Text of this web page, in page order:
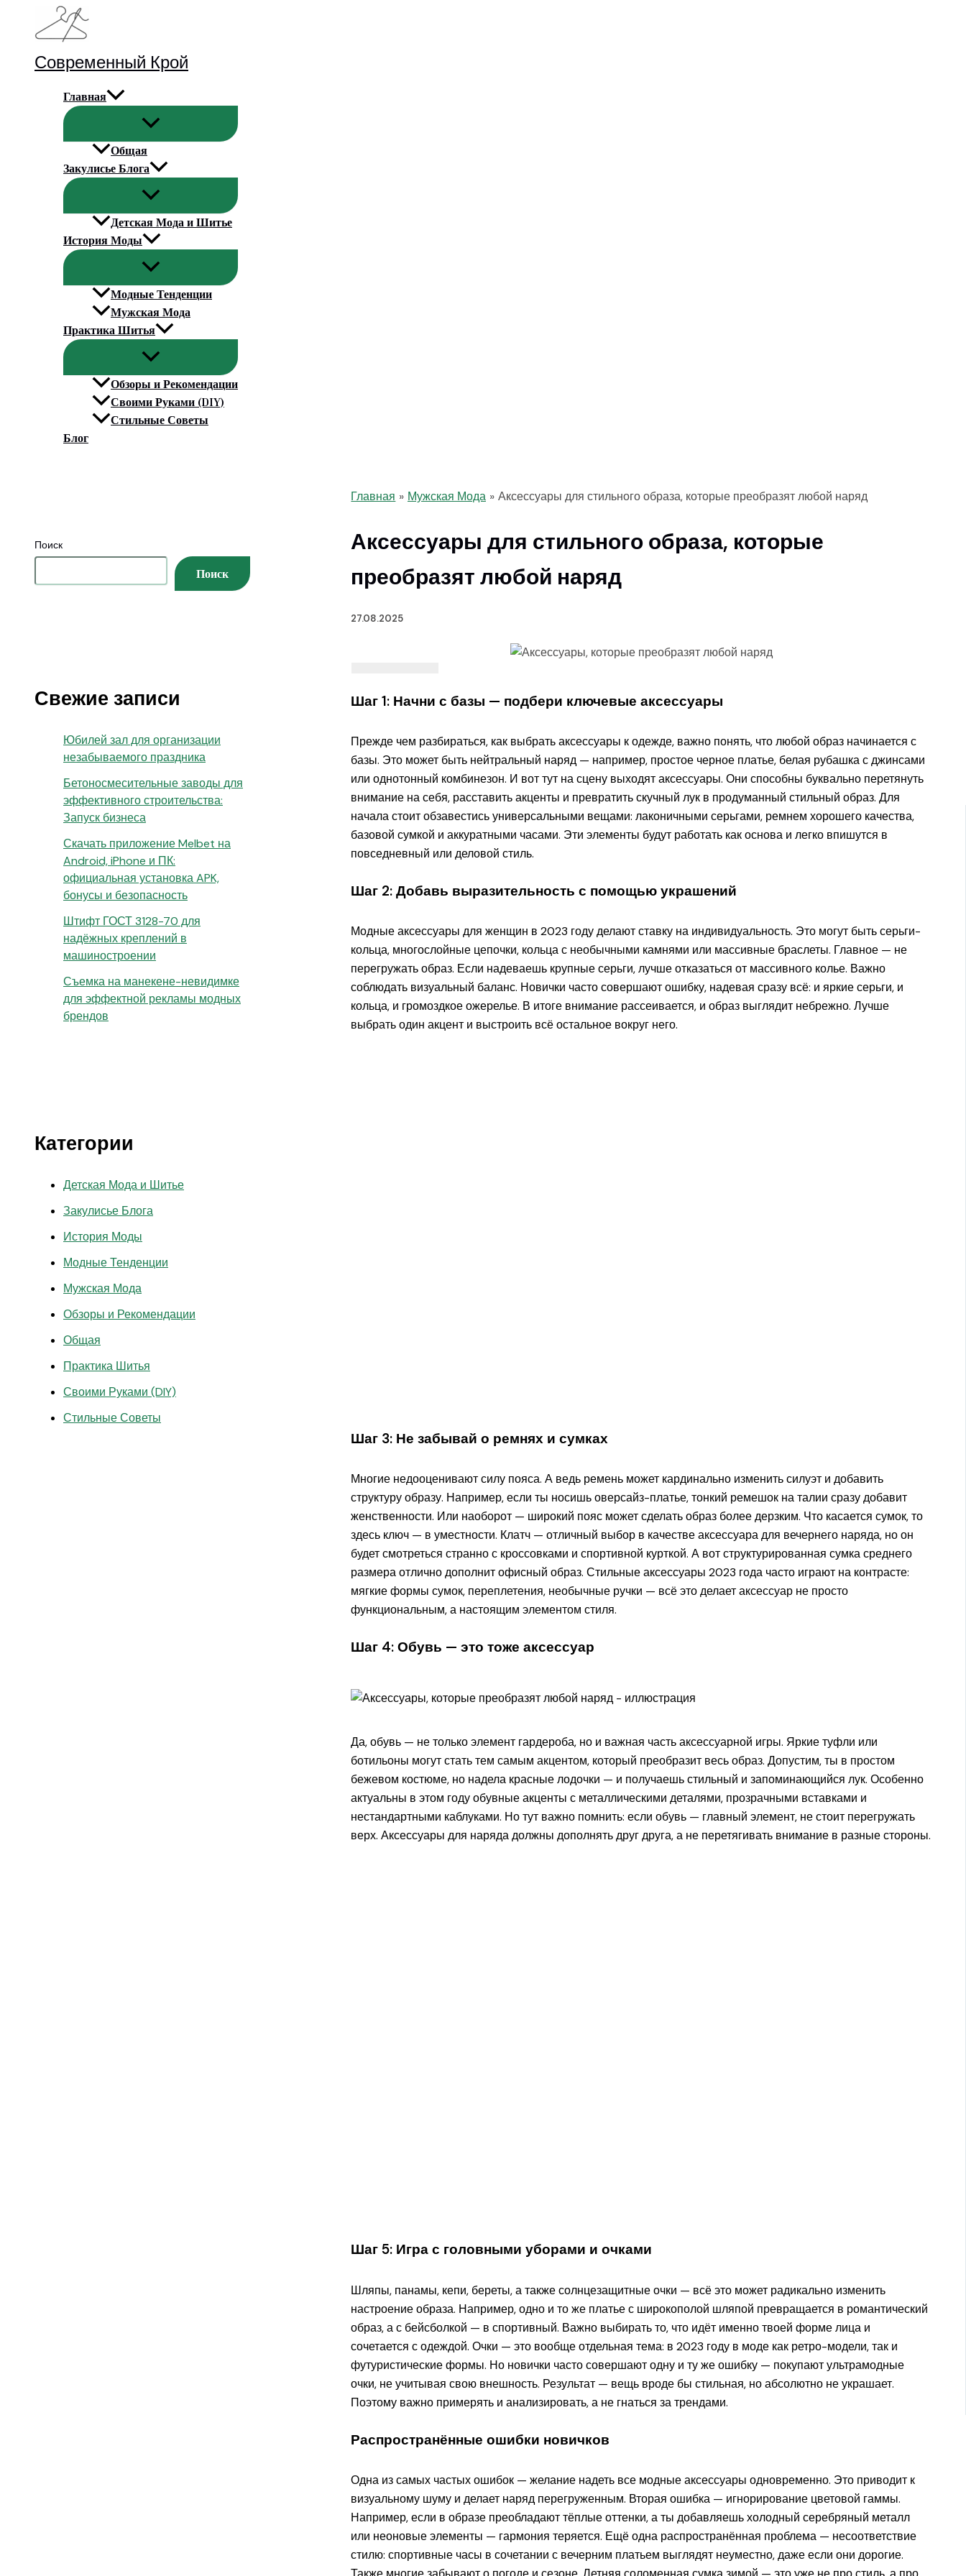
Современный Крой
Главная
Общая
Закулисье Блога
Детская Мода и Шитье
История Моды
Модные Тенденции
Мужская Мода
Практика Шитья
Обзоры и Рекомендации
Своими Руками (DIY)
Стильные Советы
Блог
Поиск
Поиск
Свежие записи
Юбилей зал для организации
незабываемого праздника
Бетоносмесительные заводы для
эффективного строительства:
Запуск бизнеса
Скачать приложение Melbet на
Android, iPhone и ПК:
официальная установка APK,
бонусы и безопасность
Штифт ГОСТ 3128-70 для
надёжных креплений в
машиностроении
Съемка на манекене-невидимке
для эффектной рекламы модных
брендов
Категории
Детская Мода и Шитье
Закулисье Блога
История Моды
Модные Тенденции
Мужская Мода
Обзоры и Рекомендации
Общая
Практика Шитья
Своими Руками (DIY)
Стильные Советы
Главная Мужская Мода Аксессуары для стильного образа, которые преобразят любой наряд
Аксессуары для стильного образа, которые
преобразят любой наряд
27.08.2025
Шаг 1: Начни с базы — подбери ключевые аксессуары
Прежде чем разбираться, как выбрать аксессуары к одежде, важно понять, что любой образ начинается с
базы. Это может быть нейтральный наряд — например, простое черное платье, белая рубашка с джинсами
или однотонный комбинезон. И вот тут на сцену выходят аксессуары. Они способны буквально перетянуть
внимание на себя, расставить акценты и превратить скучный лук в продуманный стильный образ. Для
начала стоит обзавестись универсальными вещами: лаконичными серьгами, ремнем хорошего качества,
базовой сумкой и аккуратными часами. Эти элементы будут работать как основа и легко впишутся в
повседневный или деловой стиль.
Шаг 2: Добавь выразительность с помощью украшений
Модные аксессуары для женщин в 2023 году делают ставку на индивидуальность. Это могут быть серьги-
кольца, многослойные цепочки, кольца с необычными камнями или массивные браслеты. Главное — не
перегружать образ. Если надеваешь крупные серьги, лучше отказаться от массивного колье. Важно
соблюдать визуальный баланс. Новички часто совершают ошибку, надевая сразу всё: и яркие серьги, и
кольца, и громоздкое ожерелье. В итоге внимание рассеивается, и образ выглядит небрежно. Лучше
выбрать один акцент и выстроить всё остальное вокруг него.
Шаг 3: Не забывай о ремнях и сумках
Многие недооценивают силу пояса. А ведь ремень может кардинально изменить силуэт и добавить
структуру образу. Например, если ты носишь оверсайз-платье, тонкий ремешок на талии сразу добавит
женственности. Или наоборот — широкий пояс может сделать образ более дерзким. Что касается сумок, то
здесь ключ — в уместности. Клатч — отличный выбор в качестве аксессуара для вечернего наряда, но он
будет смотреться странно с кроссовками и спортивной курткой. А вот структурированная сумка среднего
размера отлично дополнит офисный образ. Стильные аксессуары 2023 года часто играют на контрасте:
мягкие формы сумок, переплетения, необычные ручки — всё это делает аксессуар не просто
функциональным, а настоящим элементом стиля.
Шаг 4: Обувь — это тоже аксессуар
Да, обувь — не только элемент гардероба, но и важная часть аксессуарной игры. Яркие туфли или
ботильоны могут стать тем самым акцентом, который преобразит весь образ. Допустим, ты в простом
бежевом костюме, но надела красные лодочки — и получаешь стильный и запоминающийся лук. Особенно
актуальны в этом году обувные акценты с металлическими деталями, прозрачными вставками и
нестандартными каблуками. Но тут важно помнить: если обувь — главный элемент, не стоит перегружать
верх. Аксессуары для наряда должны дополнять друг друга, а не перетягивать внимание в разные стороны.
Шаг 5: Игра с головными уборами и очками
Шляпы, панамы, кепи, береты, а также солнцезащитные очки — всё это может радикально изменить
настроение образа. Например, одно и то же платье с широкополой шляпой превращается в романтический
образ, а с бейсболкой — в спортивный. Важно выбирать то, что идёт именно твоей форме лица и
сочетается с одеждой. Очки — это вообще отдельная тема: в 2023 году в моде как ретро-модели, так и
футуристические формы. Но новички часто совершают одну и ту же ошибку — покупают ультрамодные
очки, не учитывая свою внешность. Результат — вещь вроде бы стильная, но абсолютно не украшает.
Поэтому важно примерять и анализировать, а не гнаться за трендами.
Распространённые ошибки новичков
Одна из самых частых ошибок — желание надеть все модные аксессуары одновременно. Это приводит к
визуальному шуму и делает наряд перегруженным. Вторая ошибка — игнорирование цветовой гаммы.
Например, если в образе преобладают тёплые оттенки, а ты добавляешь холодный серебряный металл
или неоновые элементы — гармония теряется. Ещё одна распространённая проблема — несоответствие
стилю: спортивные часы в сочетании с вечерним платьем выглядят неуместно, даже если они дорогие.